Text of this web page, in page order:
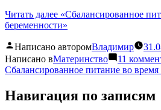
Читать далее «Сбалансированное
беременности»
Написано авторомВладимир
Написано вМатеринство 11
Сбалансированное питание во время
Навигация по записям